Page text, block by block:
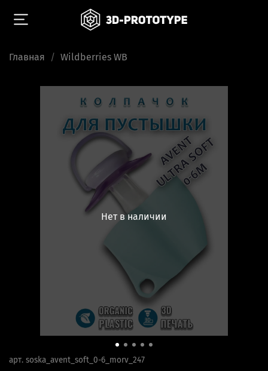
Главная Wildberries WB
Нет в наличии
арт. soska_avent_soft_0-6_morv_247